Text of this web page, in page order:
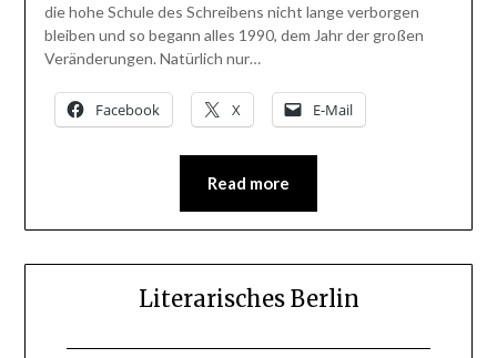
die hohe Schule des Schreibens nicht lange verborgen
bleiben und so begann alles 1990, dem Jahr der großen
Veränderungen. Natürlich nur…
Facebook X E-Mail
Read more
Literarisches Berlin